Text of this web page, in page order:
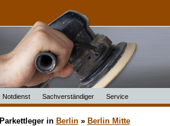
Notdienst Sachverständiger Service
Parkettleger in Berlin» Berlin Mitte